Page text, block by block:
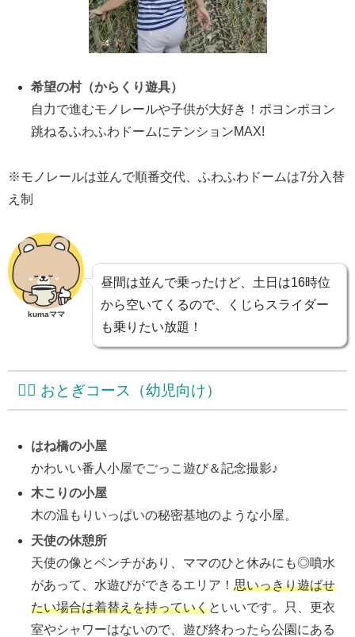
希望の村（からくり遊具）
自力で進むモノレールや子供が大好き！ポヨンポヨン
跳ねるふわふわドームにテンションMAX!
※モノレールは並んで順番交代、ふわふわドームは7分入替
え制
kumaママ
昼間は並んで乗ったけど、土日は16時位
から空いてくるので、くじらスライダー
も乗りたい放題！
🧚‍♀️ おとぎコース（幼児向け）
はね橋の小屋
かわいい番人小屋でごっこ遊び＆記念撮影♪
木こりの小屋
木の温もりいっぱいの秘密基地のような小屋。
天使の休憩所
天使の像とベンチがあり、ママのひと休みにも◎噴水
があって、水遊びができるエリア！思いっきり遊ばせ
たい場合は着替えを持っていくといいです。只、更衣
室やシャワーはないので、遊び終わったら公園にある